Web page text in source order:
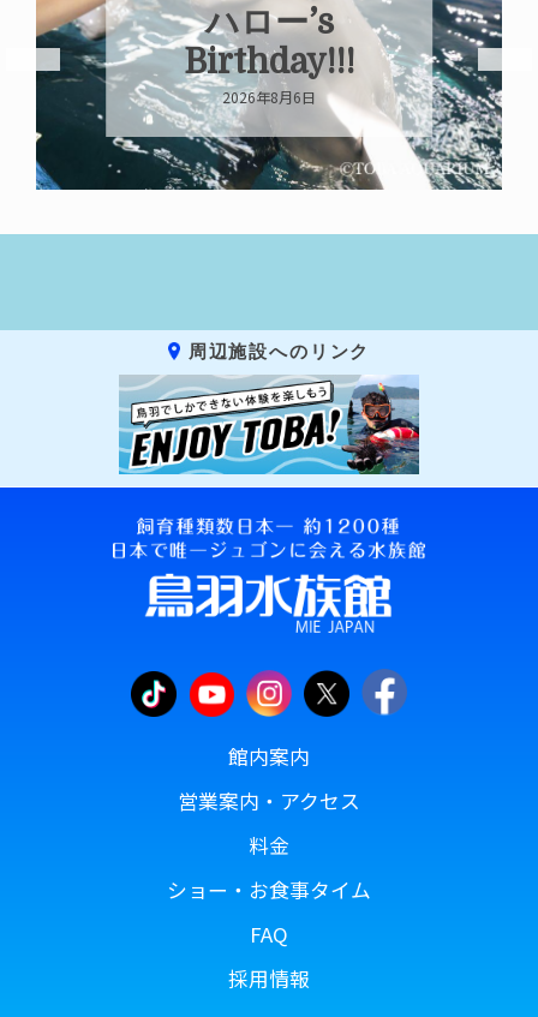
ハロー’s
Birthday!!!
2026年8月6日
周辺施設へのリンク
館内案内
営業案内・アクセス
料金
ショー・お食事タイム
FAQ
採用情報